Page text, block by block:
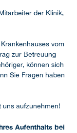
der Klinik,
vom
zur Betreuung
können sich
Sie Fragen haben
uns aufzunehmen!
Aufenthalts bei